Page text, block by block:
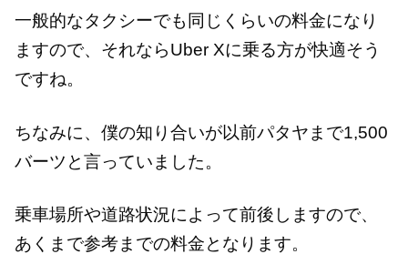
一般的なタクシーでも同じくらいの料金になり
ますので、それならUber Xに乗る方が快適そう
ですね。
ちなみに、僕の知り合いが以前パタヤまで1,500
バーツと言っていました。
乗車場所や道路状況によって前後しますので、
あくまで参考までの料金となります。